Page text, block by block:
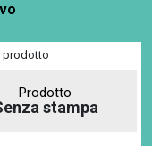
prodotto
Prodotto
stampa